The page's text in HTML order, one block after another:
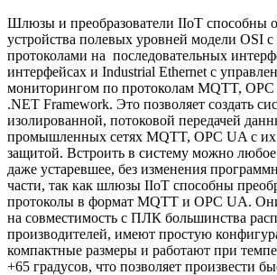
Шлюзы и преобразователи IIoT способны
устройства полевых уровней модели
протоколами на последовательных
интерфейсах и Industrial Ethernet с
мониторингом по протоколам MQTT,
.NET Framework. Это позволяет создать
изолированной, потоковой передачей
промышленных сетях MQTT, OPC UA с их
защитой. Встроить в систему можно любое
даже устаревшее, без изменения
части, так как шлюзы IIoT способны
протоколы в формат MQTT и OPC UA.
на совместимость с ПЛК большинства
производителей, имеют простую
компактные размеры и работают при
+65 градусов, что позволяет произвести